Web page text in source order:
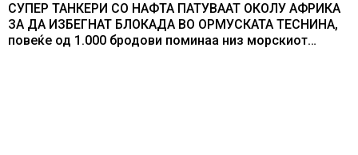
СУПЕР ТАНКЕРИ СО НАФТА ПАТУВААТ ОКОЛУ АФРИКА
ЗА ДА ИЗБЕГНАТ БЛОКАДА ВО ОРМУСКАТА ТЕСНИНА,
повеќе од 1.000 бродови поминаа низ морскиот